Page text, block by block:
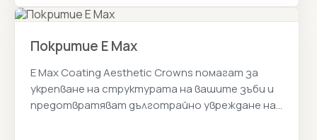
Покритие E Max
E Max Coating Aesthetic Crowns помагат за
укрепване на структурата на вашите зъби и
предотвратяват дълготрайно увреждане на